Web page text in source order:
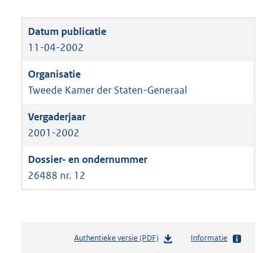
11-04-2002
Tweede Kamer der Staten-Generaal
2001-2002
26488 nr. 12
Authentieke versie (PDF)b
Informatie